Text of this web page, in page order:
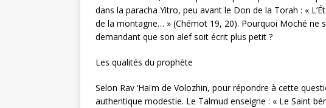
dans la paracha Yitro, peu avant le Don de la Torah : «
de la montagne… » (Chémot 19, 20). Pourquoi Moché ne
demandant que son alef soit écrit plus petit ?
Les qualités du prophète
Selon Rav ‘Haïm de Volozhin, pour répondre à cette
authentique modestie. Le Talmud enseigne : « Le Saint